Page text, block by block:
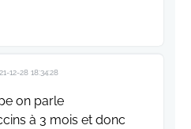
12-28 18:34:28
on parle
à 3 mois et donc